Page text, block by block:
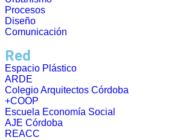
Procesos
Diseño
Comunicación
Red
Espacio Plástico
ARDE
Colegio Arquitectos Córdoba
+COOP
Escuela Economía Social
AJE Córdoba
REACC